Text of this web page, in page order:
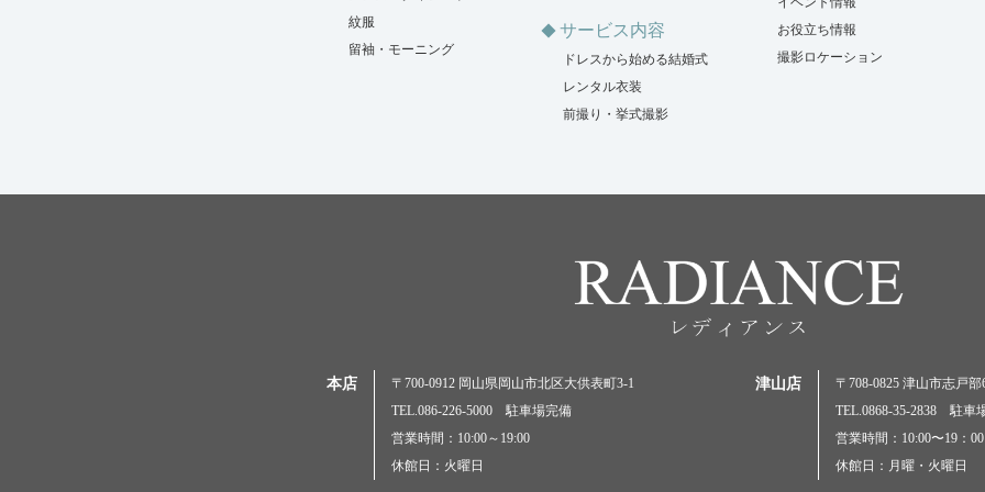
紋服
留袖・モーニング
サービス内容
ドレスから始める結婚式
レンタル衣装
前撮り・挙式撮影
お役立ち情報
撮影ロケーション
本店
〒700-0912 岡山県岡山市北区大供表町3-1
TEL.086-226-5000 駐車場完備
営業時間：10:00～19:00
休館日：火曜日
津山店
〒708-0825 津山市志戸部
TEL.0868-35-2838 駐車
営業時間：10:00〜19：00
休館日：月曜・火曜日